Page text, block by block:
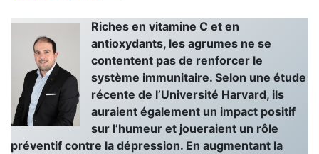
Riches en vitamine C et en
antioxydants, les agrumes ne se
contentent pas de renforcer le
système immunitaire. Selon une étude
récente de l’Université Harvard, ils
auraient également un impact positif
sur l’humeur et joueraient un rôle
préventif contre la dépression. En augmentant la